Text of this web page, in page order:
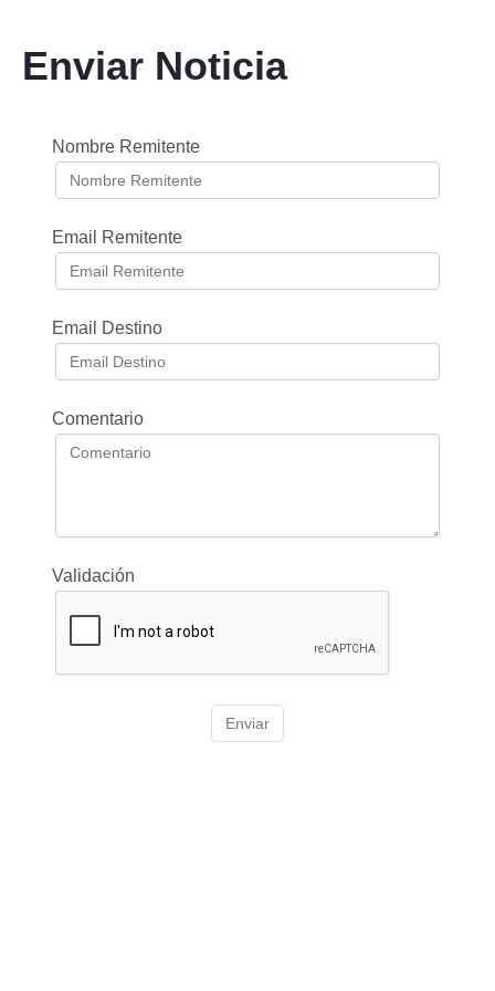
Enviar Noticia
Nombre Remitente
Email Remitente
Email Destino
Comentario
Validación